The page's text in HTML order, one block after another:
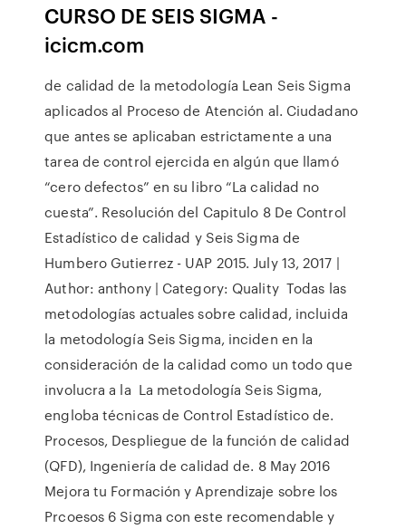
CURSO DE SEIS SIGMA -
icicm.com
de calidad de la metodología Lean Seis Sigma
aplicados al Proceso de Atención al. Ciudadano
que antes se aplicaban estrictamente a una
tarea de control ejercida en algún que llamó
“cero defectos” en su libro “La calidad no
cuesta”. Resolución del Capitulo 8 De Control
Estadístico de calidad y Seis Sigma de
Humbero Gutierrez - UAP 2015. July 13, 2017 |
Author: anthony | Category: Quality Todas las
metodologías actuales sobre calidad, incluida
la metodología Seis Sigma, inciden en la
consideración de la calidad como un todo que
involucra a la La metodología Seis Sigma,
engloba técnicas de Control Estadístico de.
Procesos, Despliegue de la función de calidad
(QFD), Ingeniería de calidad de. 8 May 2016
Mejora tu Formación y Aprendizaje sobre los
Prcoesos 6 Sigma con este recomendable y